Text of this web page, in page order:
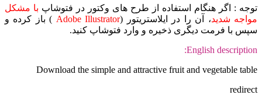
توجه : اگر هنگام استفاده از طرح های وکتور در فتوشاپ با مشکل
مواجه شدید، آن را در ایلاستریتور (Adobe Illustrator ) باز کرده و
سپس با فرمت دیگری ذخیره و وارد فتوشاپ کنید.
English description:
Download the simple and attractive fruit and vegetable table
redirect